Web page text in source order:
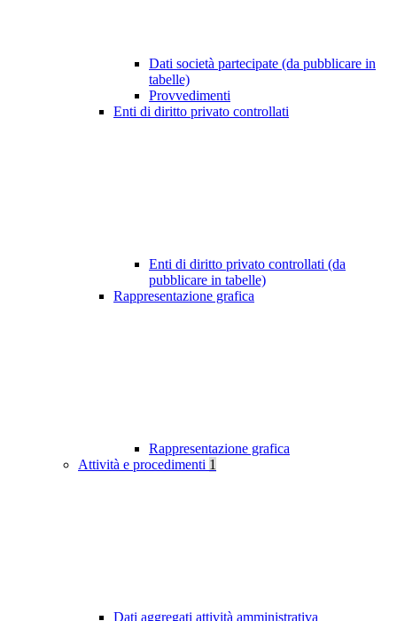
Dati società partecipate (da pubblicare in
tabelle)
Provvedimenti
Enti di diritto privato controllati
Enti di diritto privato controllati (da
pubblicare in tabelle)
Rappresentazione grafica
Rappresentazione grafica
Attività e procedimenti 1
Dati aggregati attività amministrativa